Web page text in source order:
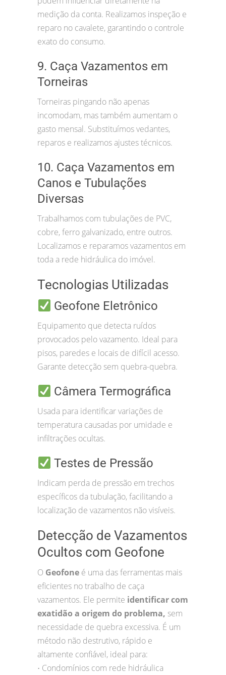
medição da conta. Realizamos inspeção e
reparo no cavalete, garantindo o controle
exato do consumo.
9. Caça Vazamentos em
Torneiras
Torneiras pingando não apenas
incomodam, mas também aumentam o
gasto mensal. Substituímos vedantes,
reparos e realizamos ajustes técnicos.
10. Caça Vazamentos em
Canos e Tubulações
Diversas
Trabalhamos com tubulações de PVC,
cobre, ferro galvanizado, entre outros.
Localizamos e reparamos vazamentos em
toda a rede hidráulica do imóvel.
Tecnologias Utilizadas
Geofone Eletrônico
Equipamento que detecta ruídos
provocados pelo vazamento. Ideal para
pisos, paredes e locais de difícil acesso.
Garante detecção sem quebra-quebra.
Câmera Termográfica
Usada para identificar variações de
temperatura causadas por umidade e
infiltrações ocultas.
Testes de Pressão
Indicam perda de pressão em trechos
específicos da tubulação, facilitando a
localização de vazamentos não visíveis.
Detecção de Vazamentos
Ocultos com Geofone
O Geofone é uma das ferramentas mais
eficientes no trabalho de caça
vazamentos. Ele permite identificar com
exatidão a origem do problema, sem
necessidade de quebra excessiva. É um
método não destrutivo, rápido e
altamente confiável, ideal para:
• Condomínios com rede hidráulica